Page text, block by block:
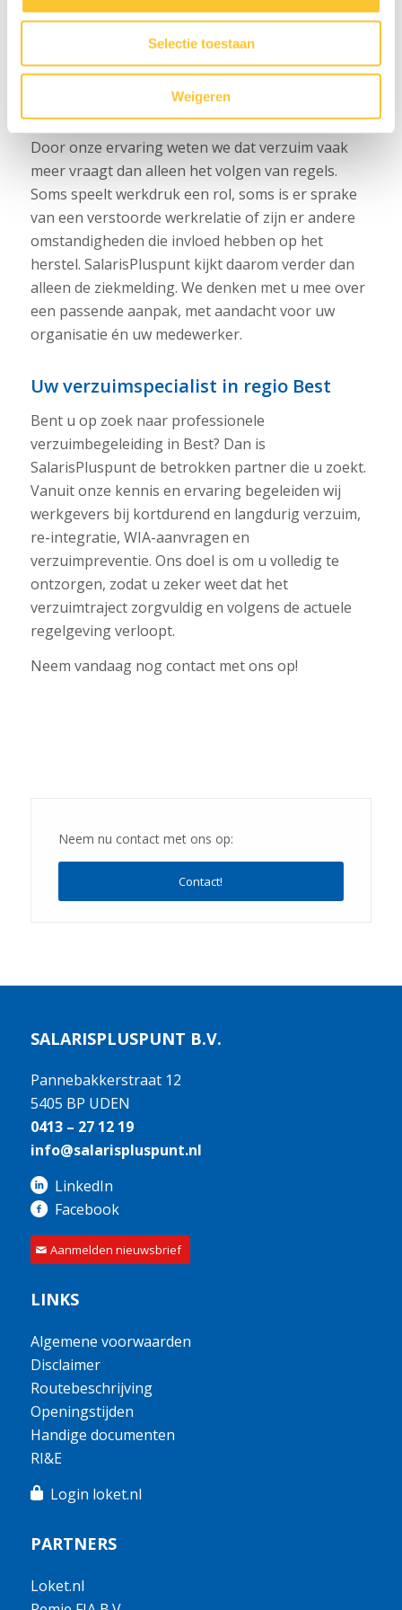
Selectie toestaan
Weigeren
tijdens het re-integratieproces
inzetbaarheid en mogelijke oorzaken van
Door onze ervaring weten we dat verzuim vaak
meer vraagt dan alleen het volgen van regels.
Soms speelt werkdruk een rol, soms is er sprake
van een verstoorde werkrelatie of zijn er andere
omstandigheden die invloed hebben op het
herstel. SalarisPluspunt kijkt daarom verder dan
alleen de ziekmelding. We denken met u mee over
een passende aanpak, met aandacht voor uw
organisatie én uw medewerker.
Uw verzuimspecialist in regio Best
Bent u op zoek naar professionele
verzuimbegeleiding in Best? Dan is
SalarisPluspunt de betrokken partner die u zoekt.
Vanuit onze kennis en ervaring begeleiden wij
werkgevers bij kortdurend en langdurig verzuim,
re-integratie, WIA-aanvragen en
verzuimpreventie. Ons doel is om u volledig te
ontzorgen, zodat u zeker weet dat het
verzuimtraject zorgvuldig en volgens de actuele
regelgeving verloopt.
Neem vandaag nog contact met ons op!
Neem nu contact met ons op:
Contact!
SALARISPLUSPUNT B.V.
Pannebakkerstraat 12
5405 BP UDEN
0413 – 27 12 19
info@salarispluspunt.nl
LinkedIn
Facebook
Aanmelden nieuwsbrief
LINKS
Algemene voorwaarden
Disclaimer
Routebeschrijving
Openingstijden
Handige documenten
RI&E
Login loket.nl
PARTNERS
Loket.nl